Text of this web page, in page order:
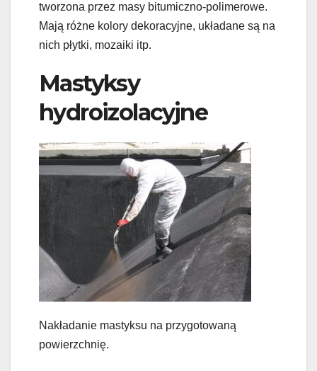
tworzona przez masy bitumiczno-polimerowe.
Mają różne kolory dekoracyjne, układane są na
nich płytki, mozaiki itp.
Mastyksy
hydroizolacyjne
Nakładanie mastyksu na przygotowaną
powierzchnię.